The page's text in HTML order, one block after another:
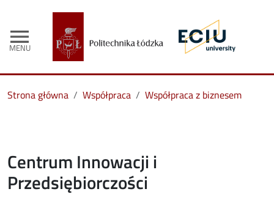
menu
MENU
Strona główna Współpraca Współpraca z biznesem
Centrum Innowacji i
Przedsiębiorczości